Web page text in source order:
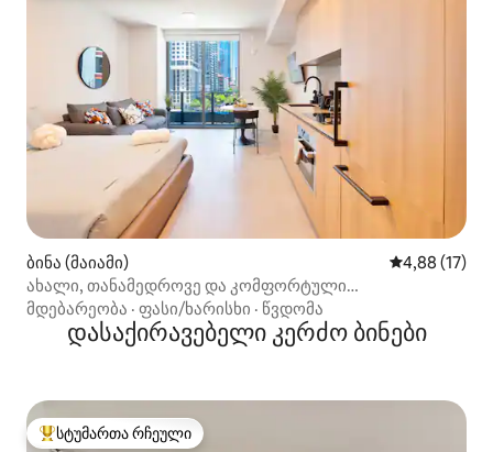
ბინა (მაიამი) საშუალო
4,88 (17)
ახალი, თანამედროვე და კომფორტული
საცხოვრებელი მაიამის საუკეთესო ადგილას
მდებარეობა · ფასი/ხარისხი · წვდომა
დასაქირავებელი კერძო ბინები
სტუმართა რჩეული მოწინავე ვარიანტი
სტუმართა რჩეული